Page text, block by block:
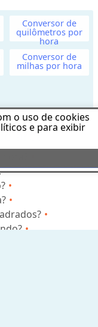
Conversor de
quilômetros por
hora
Conversor de
milhas por hora
área
o uso de cookies
e para exibir